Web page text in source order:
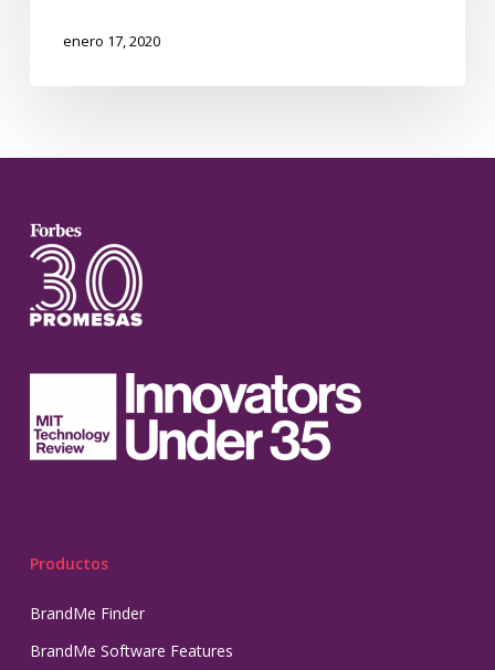
enero 17, 2020
Productos
BrandMe Finder
BrandMe Software Features